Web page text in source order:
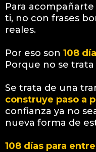
Para
ti, no con frases
reales.
Por eso son 108
Porque no se
Se trata de una
construye paso a
confianza ya no
nueva forma de
108 días para